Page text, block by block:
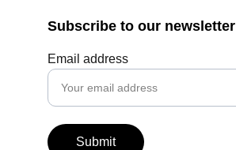
Subscribe to our newsletter
Email address
Submit